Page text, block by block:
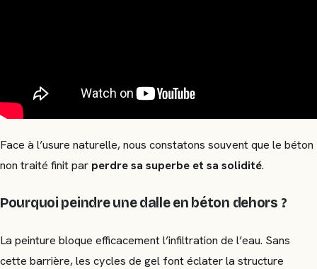
Face à l’usure naturelle, nous constatons souvent que le béton
non traité finit par perdre sa superbe et sa solidité.
Pourquoi peindre une dalle en béton dehors ?
La peinture bloque efficacement l’infiltration de l’eau. Sans
cette barrière, les cycles de gel font éclater la structure